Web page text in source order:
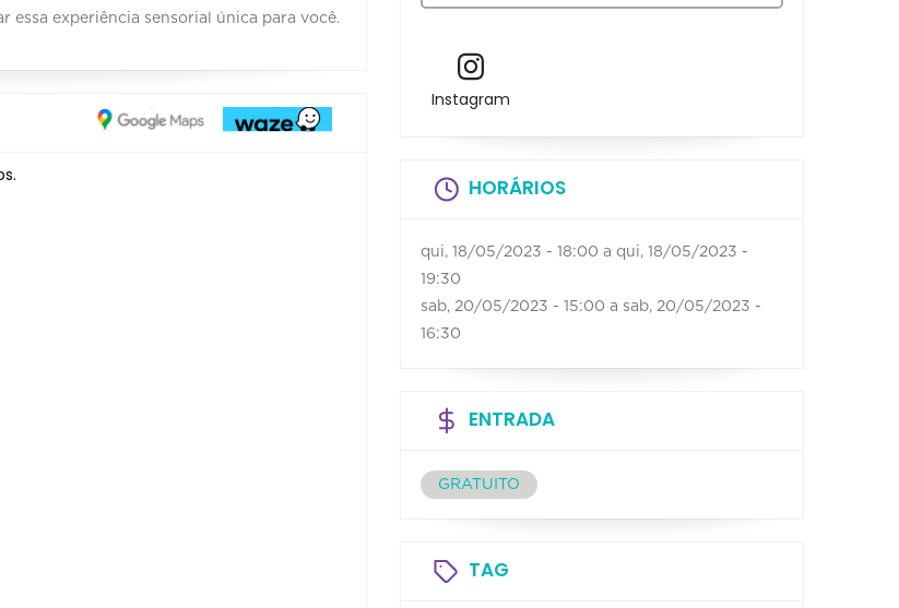
essa experiência sensorial única para você.
Instagram
HORÁRIOS
qui, 18/05/2023 - 18:00 a qui, 18/05/2023 -
19:30
sab, 20/05/2023 - 15:00 a sab, 20/05/2023 -
16:30
ENTRADA
GRATUITO
TAG